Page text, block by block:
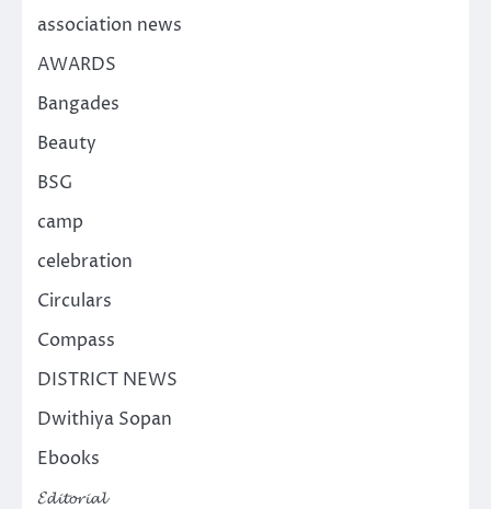
association news
AWARDS
Bangades
Beauty
BSG
camp
celebration
Circulars
Compass
DISTRICT NEWS
Dwithiya Sopan
Ebooks
𝓔𝓭𝓲𝓽𝓸𝓻𝓲𝓪𝓵